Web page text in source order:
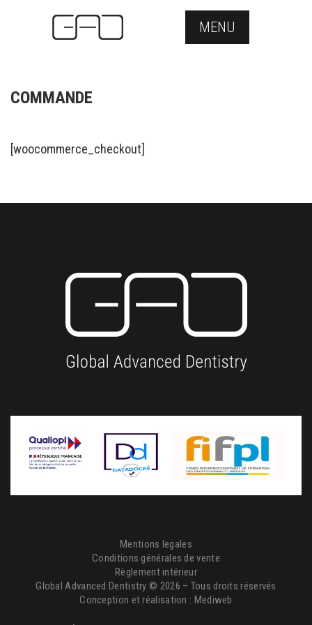
MENU
COMMANDE
[woocommerce_checkout]
Mentions legales
Conditions générales de vente
Règlement intérieur
Global Advanced Dentistry © 2026 – Tous droits réservés
Conception et réalisation : Mediweb